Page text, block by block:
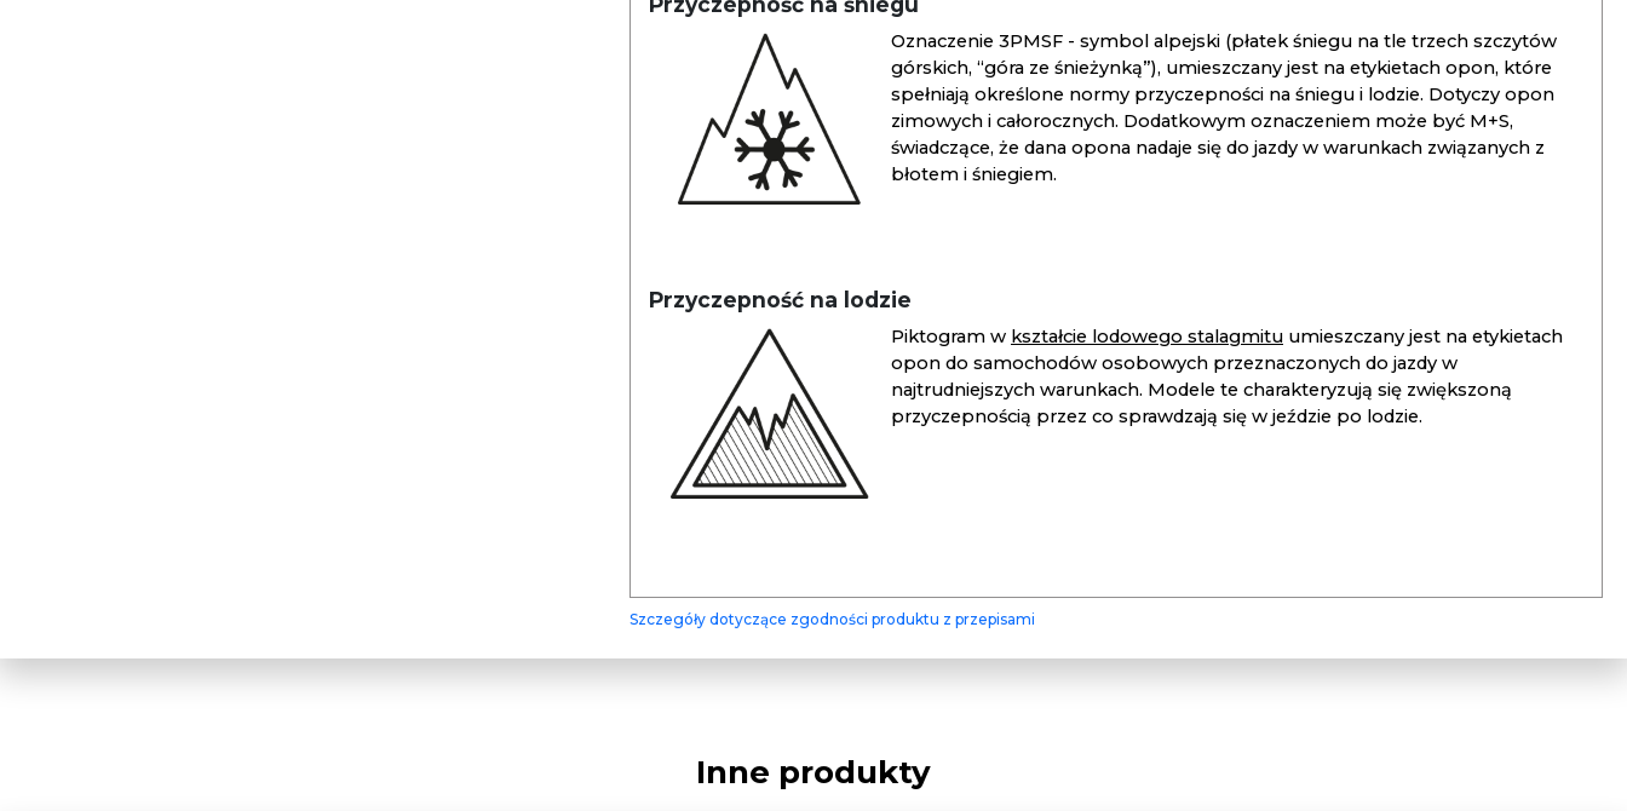
Oznaczenie 3PMSF - symbol alpejski (płatek śniegu na tle trzech szczytów
górskich, “góra ze śnieżynką”), umieszczany jest na etykietach opon, które
spełniają określone normy przyczepności na śniegu i lodzie. Dotyczy opon
zimowych i całorocznych. Dodatkowym oznaczeniem może być M+S,
świadczące, że dana opona nadaje się do jazdy w warunkach związanych z
błotem i śniegiem.
Przyczepność na lodzie
Piktogram w kształcie lodowego stalagmitu umieszczany jest na etykietach
opon do samochodów osobowych przeznaczonych do jazdy w
najtrudniejszych warunkach. Modele te charakteryzują się zwiększoną
przyczepnością przez co sprawdzają się w jeździe po lodzie.
Szczegóły dotyczące zgodności produktu z przepisami
Inne produkty